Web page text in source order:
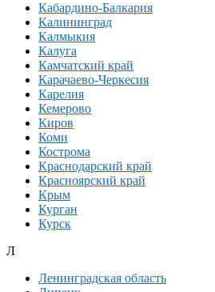
Кабардино-Балкария
Калининград
Калмыкия
Калуга
Камчатский край
Карачаево-Черкесия
Карелия
Кемерово
Киров
Коми
Кострома
Краснодарский край
Красноярский край
Крым
Курган
Курск
Л
Ленинградская область